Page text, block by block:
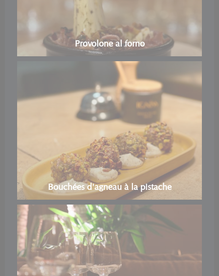
Provolone al forno
Bouchées d'agneau à la pistache